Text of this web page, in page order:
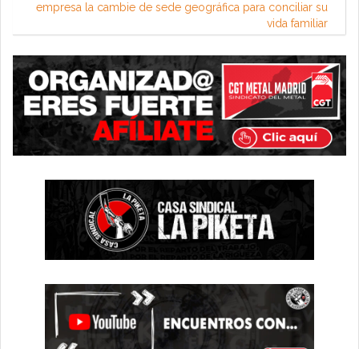
empresa la cambie de sede geográfica para conciliar su
vida familiar